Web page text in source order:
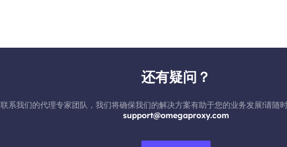
还有疑问？
联系我们的代理专家团队，我们将确保我们的解决方案有助于您的业务发展!请随
support@omegaproxy.com